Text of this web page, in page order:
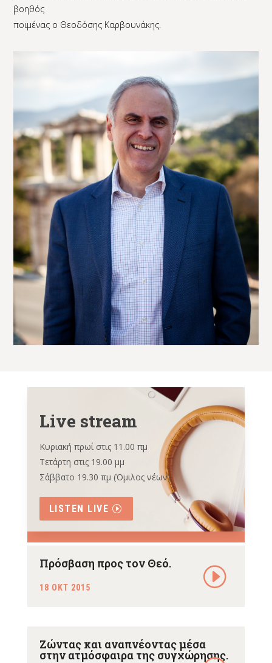
βοηθός
ποιμένας ο Θεοδόσης Καρβουνάκης.
Live stream
Κυριακή πρωί στις 11.00 πμ
Τετάρτη στις 19.00 μμ
Σάββατο 19.30 πμ (Όμιλος νέων)
LISTEN LIVE
Πρόσβαση προς τον Θεό.
18 ΟΚΤ 2015
Ζώντας και αναπνέοντας μέσα
στην ατμόσφαιρα της συγχώρησης.